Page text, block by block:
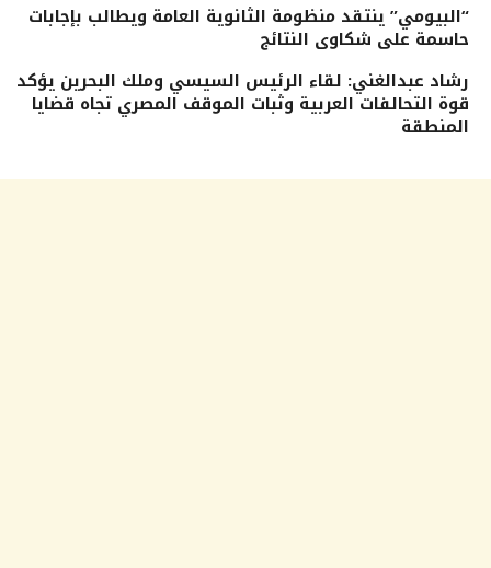
“البيومي” ينتقد منظومة الثانوية العامة ويطالب بإجابات
حاسمة على شكاوى النتائج
رشاد عبدالغني: لقاء الرئيس السيسي وملك البحرين يؤكد
قوة التحالفات العربية وثبات الموقف المصري تجاه قضايا
المنطقة